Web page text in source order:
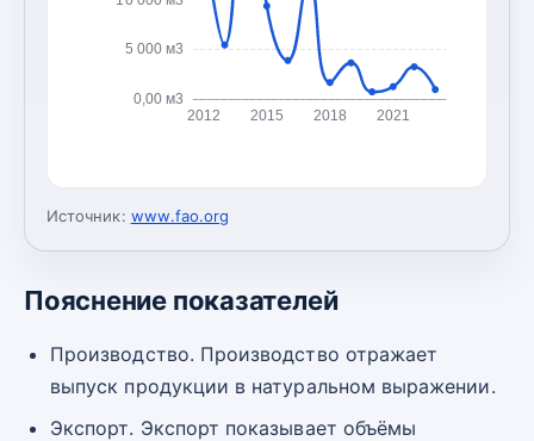
0,00 м3
5 000 м3
2012 2015 2018 2021
Источник: www.fao.org
Пояснение показателей
Производство. Производство отражает
выпуск продукции в натуральном выражении.
Экспорт. Экспорт показывает объёмы